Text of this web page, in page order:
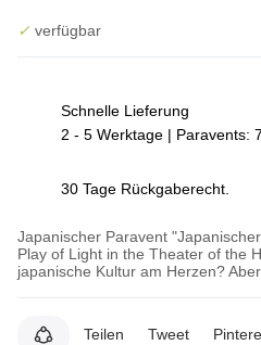
✓ verfügbar
Schnelle Lieferung
2 - 5 Werktage | Paravents:
30 Tage Rückgaberecht.
Japanischer Paravent
Play of Light in the Theater of the
japanische Kultur am Herzen?
Teilen Tweet